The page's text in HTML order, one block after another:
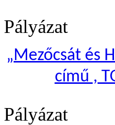
Pályázat
„Mezőcsát és
című ,
Pályázat